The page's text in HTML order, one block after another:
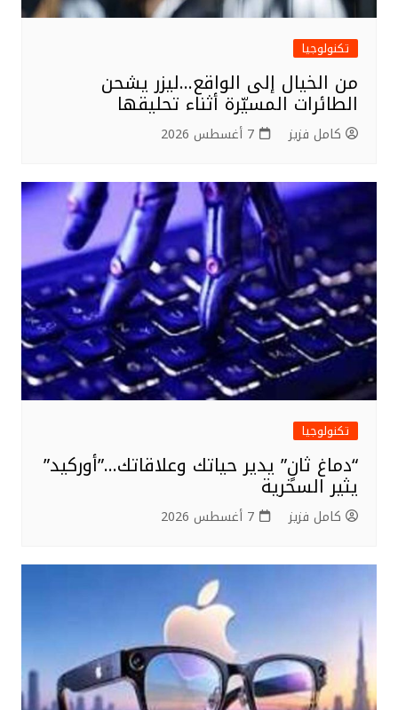
تكنولوجيا
من الخيال إلى الواقع…ليزر يشحن
الطائرات المسيّرة أثناء تحليقها
كامل فزيز 7 أغسطس 2026
تكنولوجيا
“دماغ ثانٍ” يدير حياتك وعلاقاتك…”أوركيد”
يثير السخرية
كامل فزيز 7 أغسطس 2026